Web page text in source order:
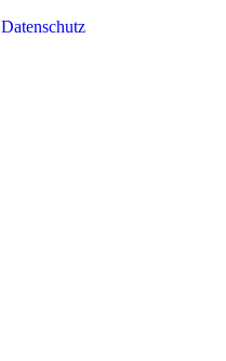
Datenschutz